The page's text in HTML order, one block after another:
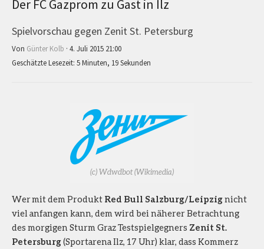
Der FC Gazprom zu Gast in Ilz
Spielvorschau gegen Zenit St. Petersburg
Von Günter Kolb · 4. Juli 2015 21:00
Geschätzte Lesezeit: 5 Minuten, 19 Sekunden
(c) Wdwdbot (Wikimedia)
Wermit dem Produkt Red Bull Salzburg/Leipzignicht
viel anfangen kann, dem wird bei näherer Betrachtung
des morgigen Sturm Graz Testspielgegners Zenit St.
Petersburg(Sportarena Ilz, 17 Uhr) klar, dass Kommerz